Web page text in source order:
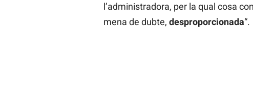
l’administradora, per la qual cosa
mena de dubte, desproporcionada“.